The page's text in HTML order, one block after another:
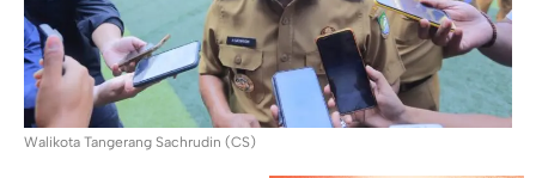
Walikota Tangerang Sachrudin (CS)